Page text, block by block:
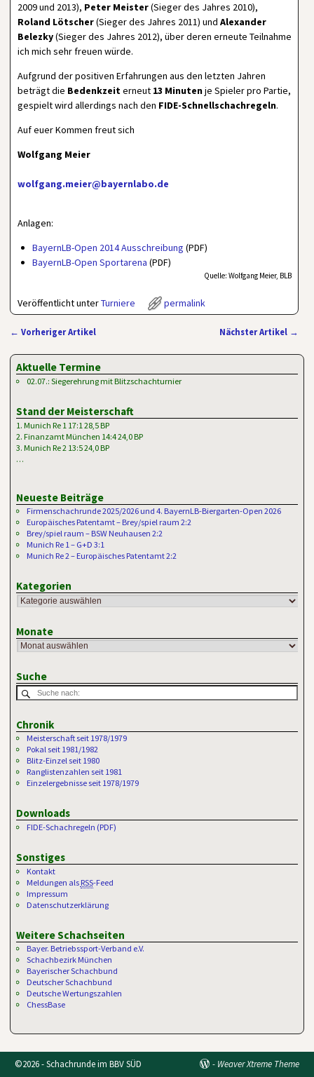
2009 und 2013), Peter Meister(Sieger des Jahres 2010),
Roland Lötscher(Sieger des Jahres 2011) undAlexander
Belezky(Sieger des Jahres 2012), über deren erneute Teilnahme
ich mich sehr freuen würde.
Aufgrund der positiven Erfahrungen aus den letzten Jahren
beträgt die Bedenkzeiterneut 13 Minutenje Spieler pro Partie,
gespielt wird allerdings nach den FIDE-Schnellschachregeln.
Auf euer Kommen freut sich
Wolfgang Meier
wolfgang.meier@bayernlabo.de
Anlagen:
BayernLB-Open 2014 Ausschreibung (PDF)
BayernLB-Open Sportarena (PDF)
Quelle: Wolfgang Meier, BLB
Veröffentlicht unterTurniere permalink
← Vorheriger Artikel Nächster Artikel →
Aktuelle Termine
02.07.: Siegerehrung mit Blitzschachturnier
Stand der Meisterschaft
1. Munich Re 1 17:1 28,5 BP
2. Finanzamt München 14:4 24,0 BP
3. Munich Re 2 13:5 24,0 BP
…
Neueste Beiträge
Firmenschachrunde 2025/2026 und 4. BayernLB-Biergarten-Open 2026
Europäisches Patentamt – Brey/spiel raum 2:2
Brey/spiel raum – BSW Neuhausen 2:2
Munich Re 1 – G+D 3:1
Munich Re 2 – Europäisches Patentamt 2:2
Kategorien
Monate
Suche
Chronik
Meisterschaft seit 1978/1979
Pokal seit 1981/1982
Blitz-Einzel seit 1980
Ranglistenzahlen seit 1981
Einzelergebnisse seit 1978/1979
Downloads
FIDE-Schachregeln (PDF)
Sonstiges
Kontakt
Meldungen als RSS-Feed
Impressum
Datenschutzerklärung
Weitere Schachseiten
Bayer. Betriebssport-Verband e.V.
Schachbezirk München
Bayerischer Schachbund
Deutscher Schachbund
Deutsche Wertungszahlen
ChessBase
©2026 -Schachrunde im BBV SÜD - Weaver Xtreme Theme